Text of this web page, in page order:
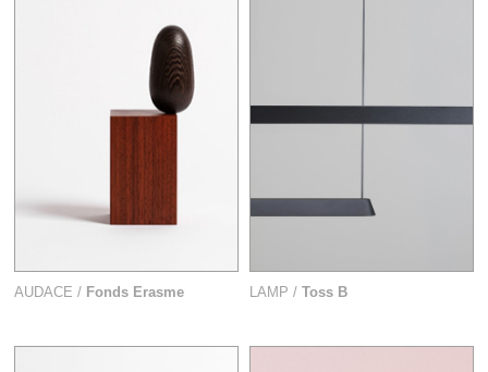
AUDACE / Fonds Erasme LAMP / Toss B